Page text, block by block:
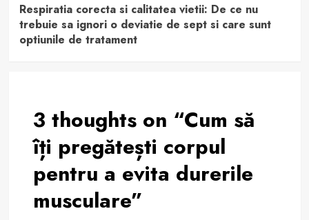
Respiratia corecta si calitatea vietii: De ce nu
trebuie sa ignori o deviatie de sept si care sunt
optiunile de tratament
3 thoughts on “Cum să
îți pregătești corpul
pentru a evita durerile
musculare”